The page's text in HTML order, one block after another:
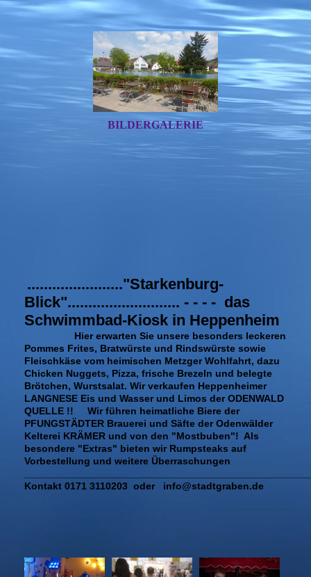
BILDERGALERIE
......................."Starkenburg-
Blick"........................... - - - - das
Schwimmbad-Kiosk in Heppenheim
Hier erwarten Sie unsere besonders leckeren
Pommes Frites, Bratwürste und Rindswürste sowie
Fleischkäse vom heimischen Metzger Wohlfahrt, dazu
Chicken Nuggets, Pizza, frische Brezeln und belegte
Brötchen, Wurstsalat. Wir verkaufen Heppenheimer
LANGNESE Eis und Wasser und Limos der ODENWALD
QUELLE !! Wir führen heimatliche Biere der
PFUNGSTÄDTER Brauerei und Säfte der Odenwälder
Kelterei KRÄMER und von den "Mostbuben"! Als
besondere "Extras" bieten wir Rumpsteaks auf
Vorbestellung und weitere Überraschungen
Kontakt 0171 3110203 oder info@stadtgraben.de